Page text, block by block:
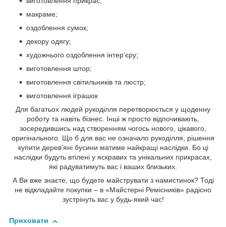
макраме;
оздоблення сумок;
декору одягу;
художнього оздоблення інтер'єру;
виготовлення штор;
виготовлення світильників та люстр;
виготовлення іграшок
Для багатьох людей рукоділля перетворюється у щоденну
роботу та навіть бізнес. Інші ж просто відпочивають,
зосередившись над створенням чогось нового, цікавого,
оригінального. Що б для вас не означало рукоділля, рішення
купити дерев’яні бусини матиме найкращі наслідки. Бо ці
наслідки будуть втілені у яскравих та унікальних прикрасах,
які радуватимуть вас і ваших близьких.
А Ви вже знаєте, що будете майструвати з намистинок? Тоді
не відкладайте покупки – в «Майстерні Ремісників» радісно
зустрінуть вас у будь-який час!
Приховати